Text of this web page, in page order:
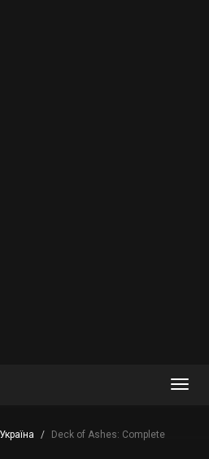
Deck of Ashes: Complete